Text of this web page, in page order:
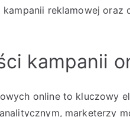
reklamowej
kampanii
online to kluczowy
marketerzy